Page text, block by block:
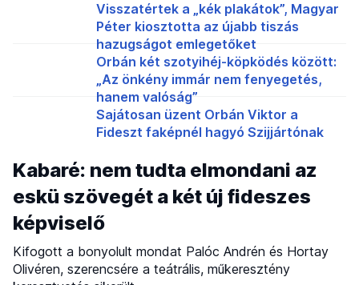
Visszatértek a „kék plakátok”, Magyar
Péter kiosztotta az újabb tiszás
hazugságot emlegetőket
Orbán két szotyihéj-köpködés között:
„Az önkény immár nem fenyegetés,
hanem valóság”
Sajátosan üzent Orbán Viktor a
Fideszt faképnél hagyó Szijjártónak
Kabaré: nem tudta elmondani az
eskü szövegét a két új fideszes
képviselő
Kifogott a bonyolult mondat Palóc Andrén és Hortay
Olivéren, szerencsére a teátrális, műkeresztény